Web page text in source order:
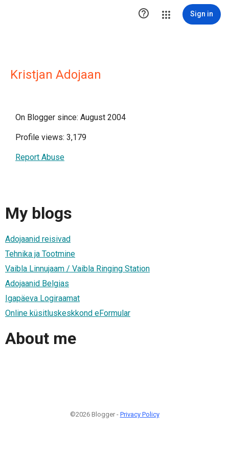
 Sign in
Kristjan Adojaan
On Blogger since: August 2004
Profile views: 3,179
Report Abuse
My blogs
Adojaanid reisivad
Tehnika ja Tootmine
Vaibla Linnujaam / Vaibla Ringing Station
Adojaanid Belgias
Igapäeva Logiraamat
Online küsitluskeskkond eFormular
About me
©2026 Blogger - Privacy Policy